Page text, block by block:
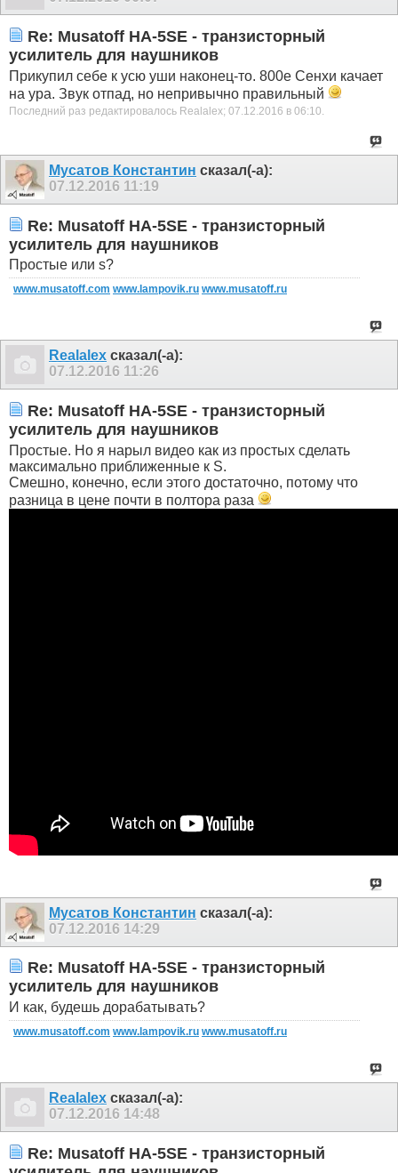
Re: Musatoff HA-5SE - транзисторный
усилитель для наушников
Прикупил себе к усю уши наконец-то. 800е Сенхи качает
на ура. Звук отпад, но непривычно правильный
Последний раз редактировалось Realalex; 07.12.2016 в 06:10
Мусатов Константин сказал(-а):
07.12.2016 11:19
Re: Musatoff HA-5SE - транзисторный
усилитель для наушников
Простые или s?
www.musatoff.com www.lampovik.ru www.musatoff.ru
Realalex сказал(-а):
07.12.2016 11:26
Re: Musatoff HA-5SE - транзисторный
усилитель для наушников
Простые. Но я нарыл видео как из простых сделать
максимально приближенные к S.
Смешно, конечно, если этого достаточно, потому что
разница в цене почти в полтора раза
Мусатов Константин сказал(-а):
07.12.2016 14:29
Re: Musatoff HA-5SE - транзисторный
усилитель для наушников
И как, будешь дорабатывать?
www.musatoff.com www.lampovik.ru www.musatoff.ru
Realalex сказал(-а):
07.12.2016 14:48
Re: Musatoff HA-5SE - транзисторный